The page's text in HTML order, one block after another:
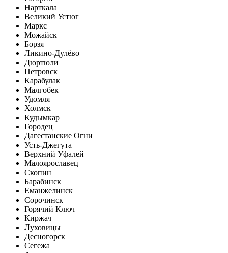
Нарткала
Великий Устюг
Маркс
Можайск
Борзя
Ликино-Дулёво
Дюртюли
Петровск
Карабулак
Малгобек
Удомля
Холмск
Кудымкар
Городец
Дагестанские Огни
Усть-Джегута
Верхний Уфалей
Малоярославец
Скопин
Барабинск
Еманжелинск
Сорочинск
Горячий Ключ
Киржач
Луховицы
Десногорск
Сегежа